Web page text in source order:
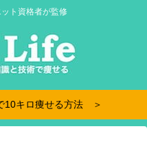
ト資格者が監修
10キロ痩せる方法 ＞